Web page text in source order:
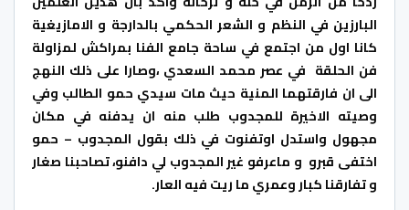
البارزين في النظم و الشعر الحكمي بالدارجة و الامازيغية
كانا اول من اجتمع في ساحة جامع الفنا بمراكش لمزاولة
فن الحلقة في عصر محمد السعدي ،وصارا على ذلك النهج
الى ان فارقتهما المنية حيث مات سيدي حمو الطالب وفي
وصيته الاخيرة للمجدوب طلب منه ان يدفنه في مكان
مجهول واستدل اوتفنوت في ذلك بقول المجدوب – حمو
اختفى قبرو و ماعرفو غير المجدوب لي دافنو، تصاحبنا صغار
و تفارقنا كبار وعمري ما ريت فيه العار.